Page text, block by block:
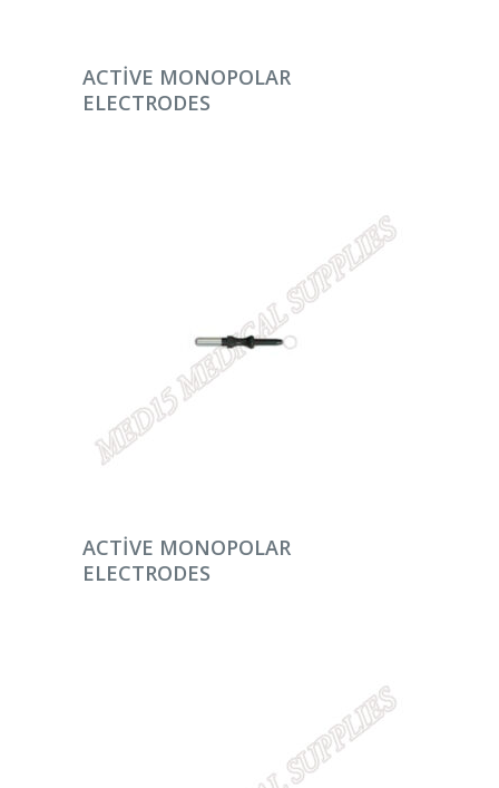
DEVAMINI OKU
ACTIVE MONOPOLAR
ELECTRODES
DEVAMINI OKU
ACTIVE MONOPOLAR
ELECTRODES